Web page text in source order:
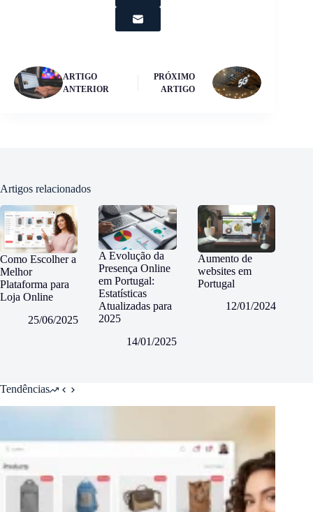
ARTIGO
ANTERIOR
PRÓXIMO
ARTIGO
Artigos relacionados
Como Escolher a
Melhor
Plataforma para
Loja Online
25/06/2025
A Evolução da
Presença Online
em Portugal:
Estatísticas
Atualizadas para
2025
14/01/2025
Aumento de
websites em
Portugal
12/01/2024
Tendências